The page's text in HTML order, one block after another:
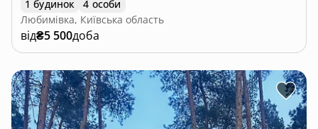
1 будинок
4 особи
Любимівка, Київська область
від₴5 500доба